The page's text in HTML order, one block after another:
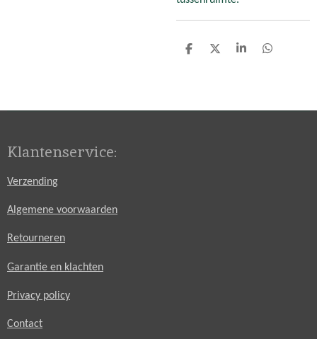
D
D
S
D
Klantenservice:
Verzending
Algemene voorwaarden
Retourneren
Garantie en klachten
Privacy policy
Contact